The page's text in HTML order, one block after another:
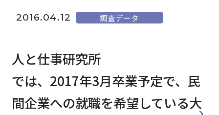
2016.04.12 調査データ
人と仕事研究所
では、2017年3月卒業予定で、民
間企業への就職を希望している大